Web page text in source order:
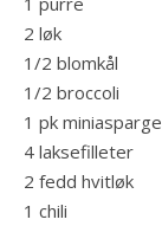
2 løk
1/2 blomkål
1/2 broccoli
1 pk
4 laksefilleter
2 fedd hvitløk
1 chili